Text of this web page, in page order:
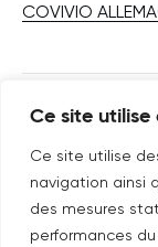
Ce site utilise
Ce site utilise
navigation ainsi
des mesures
performances
COVIVIO
SUIVEZ-NOUS
Nouvelle
linkedin